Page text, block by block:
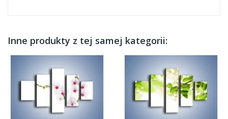
Inne produkty z tej samej kategorii: